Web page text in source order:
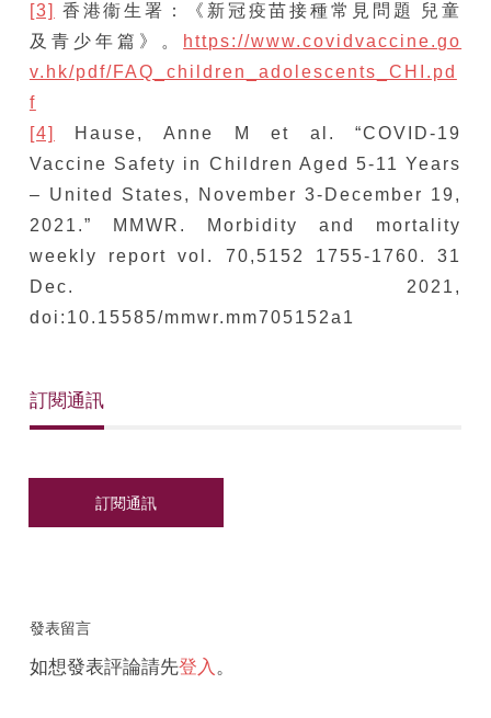
[3]
香港衞生署：《新冠疫苗接種常見問題 兒童
及青少年篇》。
https://www.covidvaccine.go
v.hk/pdf/FAQ_children_adolescents_CHI.pd
f
[4]
Hause, Anne M et al. “COVID-19
Vaccine Safety in Children Aged 5-11 Years
– United States, November 3-December 19,
2021.” MMWR. Morbidity and mortality
weekly report vol. 70,5152 1755-1760. 31
Dec. 2021,
doi:10.15585/mmwr.mm705152a1
訂閱通訊
發表留言
如想發表評論請先登入 。